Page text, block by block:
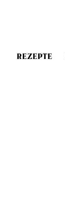
REZEPTE